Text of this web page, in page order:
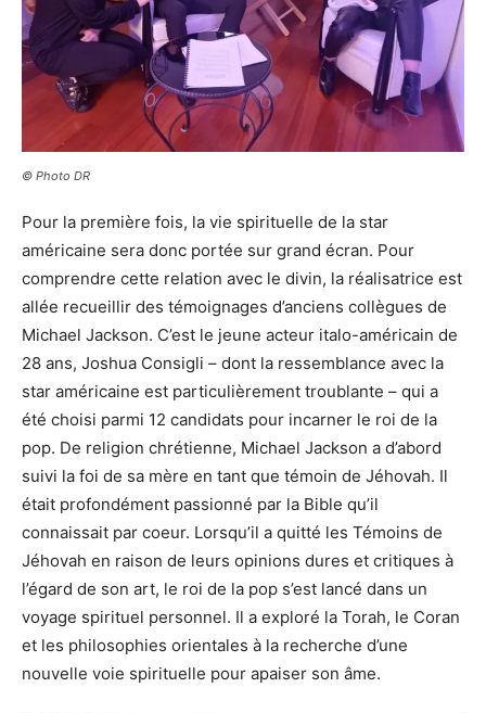
© Photo DR
Pour la première fois, la vie spirituelle de la star
américaine sera donc portée sur grand écran. Pour
comprendre cette relation avec le divin, la réalisatrice est
allée recueillir des témoignages d’anciens collègues de
Michael Jackson. C’est le jeune acteur italo-américain de
28 ans, Joshua Consigli – dont la ressemblance avec la
star américaine est particulièrement troublante – qui a
été choisi parmi 12 candidats pour incarner le roi de la
pop. De religion chrétienne, Michael Jackson a d’abord
suivi la foi de sa mère en tant que témoin de Jéhovah. Il
était profondément passionné par la Bible qu’il
connaissait par coeur. Lorsqu’il a quitté les Témoins de
Jéhovah en raison de leurs opinions dures et critiques à
l’égard de son art, le roi de la pop s’est lancé dans un
voyage spirituel personnel. Il a exploré la Torah, le Coran
et les philosophies orientales à la recherche d’une
nouvelle voie spirituelle pour apaiser son âme.